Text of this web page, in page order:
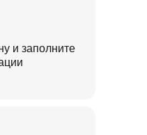
и заполните